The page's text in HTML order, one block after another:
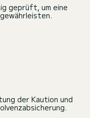
geprüft, um eine
der Kaution und